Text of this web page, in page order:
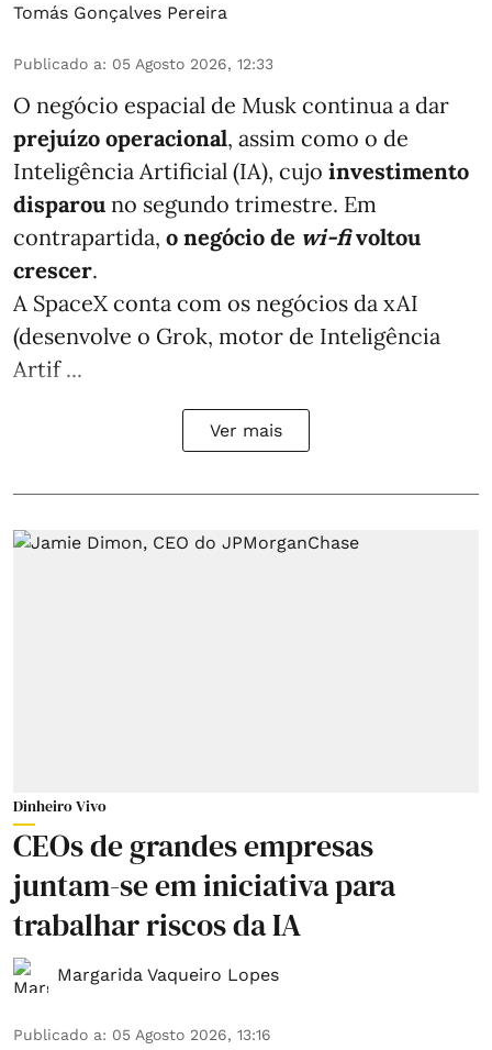
Tomás Gonçalves Pereira
Publicado a: 05 Agosto 2026, 12:33
O negócio espacial de Musk continua a dar
prejuízo operacional, assim como o de
Inteligência Artificial (IA), cujo investimento
disparou no segundo trimestre. Em
contrapartida, o negócio de wi-fivoltou
crescer.
A SpaceX conta com os negócios da xAI
(desenvolve o Grok, motor de Inteligência
Artif ...
Ver mais
Dinheiro Vivo
CEOs de grandes empresas
juntam-se em iniciativa para
trabalhar riscos da IA
Margarida Vaqueiro Lopes
Publicado a: 05 Agosto 2026, 13:16